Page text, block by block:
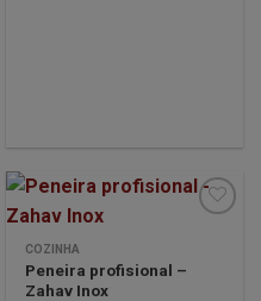
Minha
COZINHA
Peneira profisional –
Zahav Inox